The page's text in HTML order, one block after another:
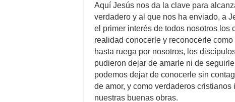
Aquí Jesús nos da la clave para
verdadero y al que nos ha enviado, a
el primer interés de todos nosotros los
realidad conocerle y reconocerle
hasta ruega por nosotros, los
pudieron dejar de amarle ni de
podemos dejar de conocerle sin
de amor, y como verdaderos
nuestras buenas obras.